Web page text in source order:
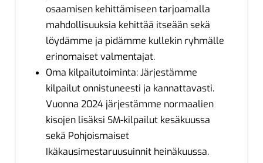
osaamisen kehittämiseen tarjoamalla
mahdollisuuksia kehittää itseään sekä
löydämme ja pidämme kullekin ryhmälle
erinomaiset valmentajat.
Oma kilpailutoiminta: Järjestämme
kilpailut onnistuneesti ja kannattavasti.
Vuonna 2024 järjestämme normaalien
kisojen lisäksi SM-kilpailut kesäkuussa
sekä Pohjoismaiset
Ikäkausimestaruusuinnit heinäkuussa.